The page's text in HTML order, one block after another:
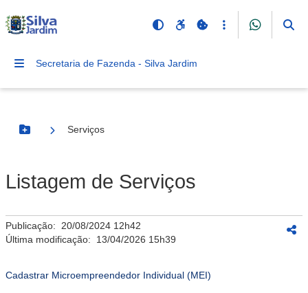
Secretaria de Fazenda - Silva Jardim
Botão Menu
Serviços
Listagem de Serviços
Publicação: 20/08/2024 12h42
Última modificação: 13/04/2026 15h39
Cadastrar Microempreendedor Individual (MEI)